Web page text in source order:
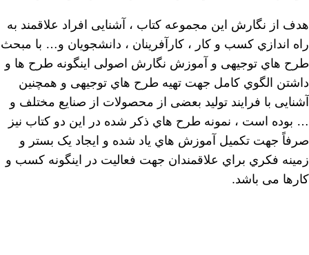
هدف از نگارش این مجموعه کتاب ، آشنایی افراد علاقمند به
راه اندازي کسب و کار ، کارآفرینان ، دانشجویان و… با مبحث
طرح هاي توجیهی و آموزش نگارش اصولی اینگونه طرح ها و
داشتن الگوي کامل جهت تهیه طرح هاي توجیهی و همچنین
آشنایی با فرایند تولید بعضی از محصولات از صنایع مختلف و
… بوده است ، نمونه طرح هاي ذکر شده در این دو کتاب نیز
صرفاً جهت تکمیل آموزش هاي یاد شده و ایجاد یک بستر و
زمینه فکري براي علاقمندان جهت فعالیت در اینگونه کسب و
کارها می باشد.